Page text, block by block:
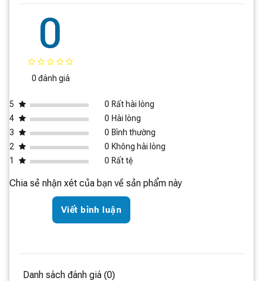
Thiết kế linh hoạt và tiện lợi
0
0 đánh giá
5 0 Rất hài lòng
4
0 Hài lòng
3
0 Bình thường
2
0 Không hài lòng
1
0 Rất tệ
Chia sẻ nhận xét của bạn về sản phẩm này
Viết bình luận
Danh sách đánh giá (0)